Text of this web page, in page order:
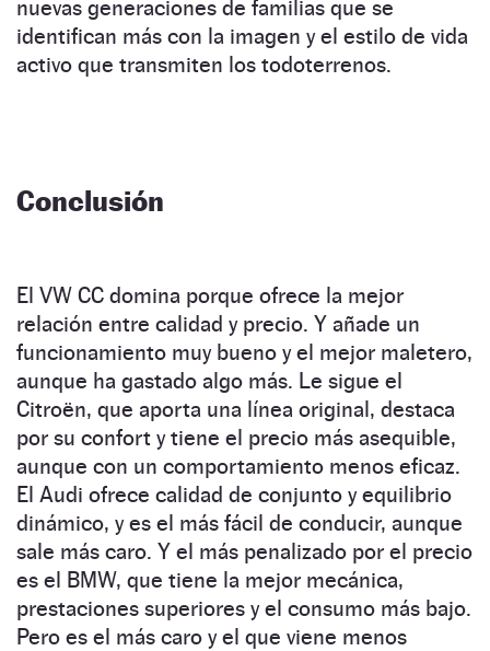
nuevas generaciones de familias que se
identifican más con la imagen y el estilo de vida
activo que transmiten los todoterrenos.
Conclusión
El VW CC domina porque ofrece la mejor
relación entre calidad y precio. Y añade un
funcionamiento muy bueno y el mejor maletero,
aunque ha gastado algo más. Le sigue el
Citroën, que aporta una línea original, destaca
por su confort y tiene el precio más asequible,
aunque con un comportamiento menos eficaz.
El Audi ofrece calidad de conjunto y equilibrio
dinámico, y es el más fácil de conducir, aunque
sale más caro. Y el más penalizado por el precio
es el BMW, que tiene la mejor mecánica,
prestaciones superiores y el consumo más bajo.
Pero es el más caro y el que viene menos